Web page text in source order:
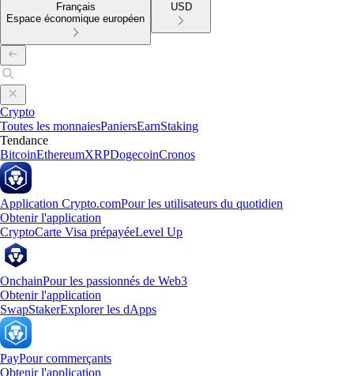
Français
Espace économique européen
USD
Crypto
Toutes les monnaiesPaniersEarnStaking
Tendance
BitcoinEthereumXRPDogecoinCronos
Application Crypto.comPour les utilisateurs du quotidien
Obtenir l'application
CryptoCarte Visa prépayéeLevel Up
OnchainPour les passionnés de Web3
Obtenir l'application
SwapStakerExplorer les dApps
PayPour commerçants
Obtenir l'application